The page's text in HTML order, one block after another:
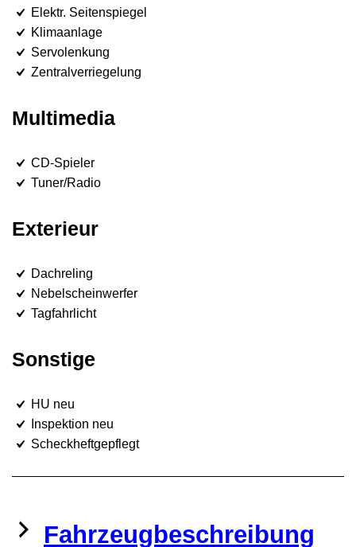
Elektr. Seitenspiegel
Klimaanlage
Servolenkung
Zentralverriegelung
Multimedia
CD-Spieler
Tuner/Radio
Exterieur
Dachreling
Nebelscheinwerfer
Tagfahrlicht
Sonstige
HU neu
Inspektion neu
Scheckheftgepflegt
Fahrzeugbeschreibung